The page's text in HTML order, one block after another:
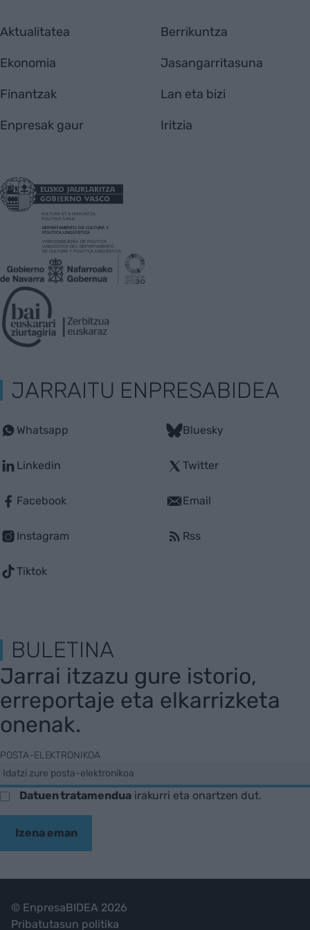
Aktualitatea
Ekonomia
Finantzak
Enpresak gaur
Berrikuntza
Jasangarritasuna
Lan eta bizi
Iritzia
JARRAITU ENPRESABIDEA
Whatsapp
Linkedin
Facebook
Instagram
Tiktok
Bluesky
Twitter
Email
Rss
BULETINA
Jarrai itzazu gure istorio,
erreportaje eta elkarrizketa
onenak.
POSTA-ELEKTRONIKOA
Datuen tratamenduairakurri eta onartzen dut.
Izena eman
© EnpresaBIDEA 2026
Pribatutasun politika